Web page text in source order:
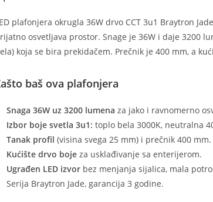
plafonjera okrugla 36W drvo CCT 3u1 Braytron
osvetljava prostor. Snage je 36W i daje 3200
koja se bira prekidačem. Prečnik je 400 mm, a
baš ova plafonjera
Snaga 36W uz 3200 lumena za jako i ravnomerno
Izbor boje svetla 3u1: toplo bela 3000K, neutralna
Tanak profil (visina svega 25 mm) i prečnik 400 mm.
Kućište drvo boje za usklađivanje sa enterijerom.
Ugrađen LED izvor bez menjanja sijalica, mala
Serija Braytron Jade, garancija 3 godine.